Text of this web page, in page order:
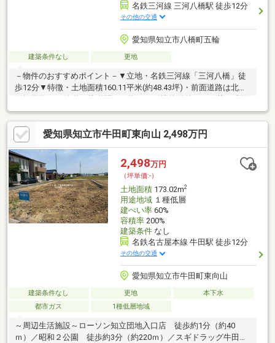
名鉄三河線 三河八橋駅 徒歩12分
その他の交通
愛知県知立市八橋町五輪
建築条件なし 更地
－物件のおすすめポイント－▼立地・名鉄三河線「三河八橋」徒
歩12分▼特徴・土地面積160.11平米(約48.43坪)・前面道路は北西
条件付宅地販売ではありません・お好きなハウスメーカー・工務
店で建築できます・建ぺい率60%・容積率200%・現況更地、プラ
ンが決まり次第スムーズに建築へ移行可能▼周辺環境・城下小公
園 徒歩4分(約290m)・知立市立来迎寺小学校 徒歩13分(約1000m)■
ご希望の住まい探しをお手伝いします ━━━━━・・・物件の詳
細・ご相談はお気軽にお問い合わせください。
愛知県知立市牛田町東向山 2,498万円
2,498万円
（坪単価:-）
土地面積173.02m2
用途地域１種低層
建ぺい率60%
容積率200%
建築条件なし
名鉄名古屋本線 牛田駅 徒歩12分
その他の交通
愛知県知立市牛田町東向山
建築条件なし 更地
本下水
都市ガス
1種低層地域
～周辺生活施設～ローソン知立団地入口店 徒歩約1分（約40
ｍ）／昭和２公園 徒歩約3分（約220ｍ）／スギドラッグ牛田東